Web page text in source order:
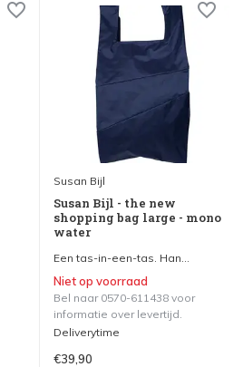
Susan Bijl
Susan Bijl - the new
shopping bag large - mono
water
Een tas-in-een-tas. Han...
Niet op voorraad
Bel naar 0570-611438 voor
informatie over levertijd.
Deliverytime
€39,90